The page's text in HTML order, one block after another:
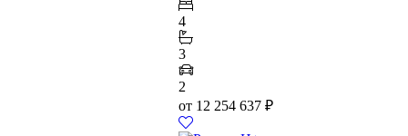
4
3
2
от 12 254 637 ₽